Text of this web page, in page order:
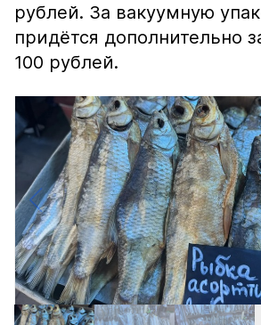
рублей. За вакуумную
придётся дополнительно
100 рублей.